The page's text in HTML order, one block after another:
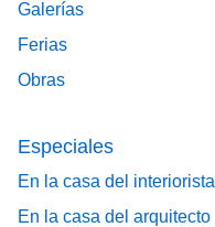
Galerías
Ferias
Obras
Especiales
En la casa del interiorista
En la casa del arquitecto